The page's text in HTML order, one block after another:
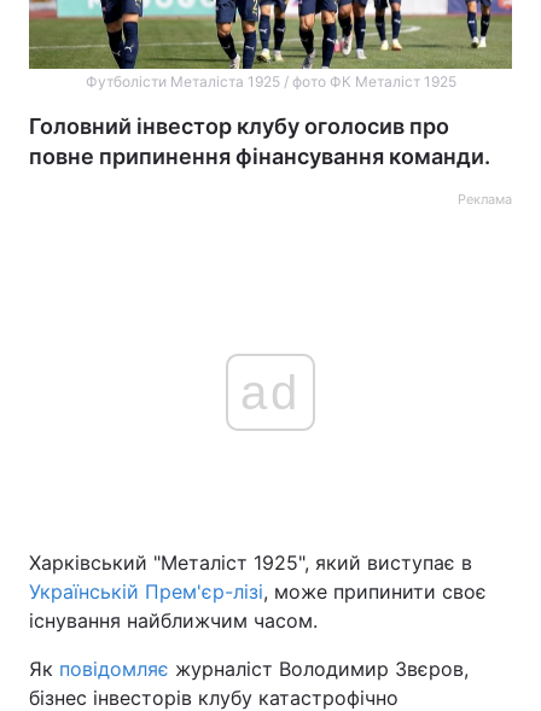
Футболісти Металіста 1925 / фото ФК Металіст 1925
Головний інвестор клубу оголосив про
повне припинення фінансування команди.
Реклама
ad
Харківський "Металіст 1925", який виступає в
Українській Прем'єр-лізі, може припинити своє
існування найближчим часом.
Як повідомляє журналіст Володимир Звєров,
бізнес інвесторів клубу катастрофічно